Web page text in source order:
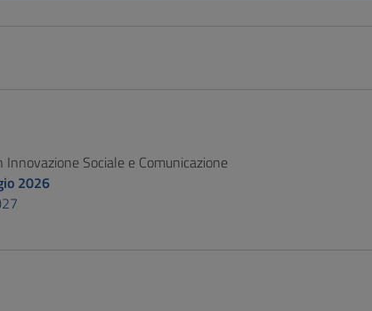
Sociale e Comunicazione
2026